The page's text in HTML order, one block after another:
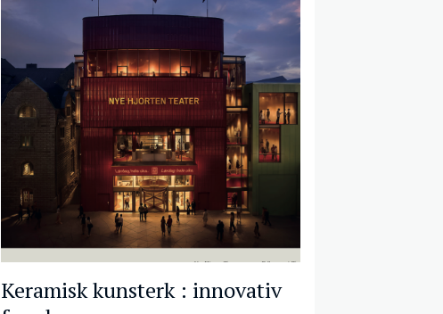
Keramisk kunsterk : innovativ